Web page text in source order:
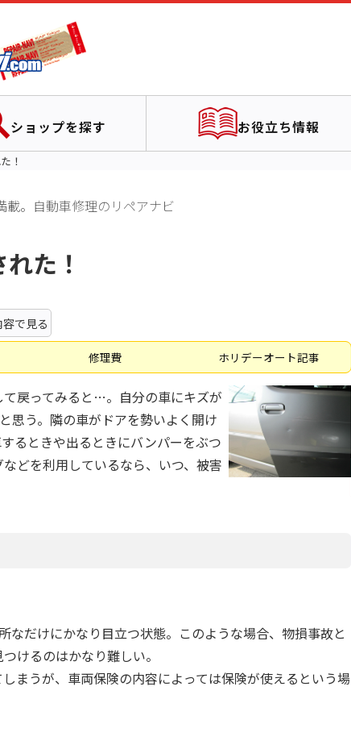
ショップを探す お役立ち情報
！
。自動車修理のリペアナビ
た！
で見る
修理費 ホリデーオート記事
戻ってみると…。自分の車にキズが
思う。隣の車がドアを勢いよく開け
るときや出るときにバンパーをぶつ
どを利用しているなら、いつ、被害
だけにかなり目立つ状態。このような場合、物損事故と
けるのはかなり難しい。
まうが、車両保険の内容によっては保険が使えるという場